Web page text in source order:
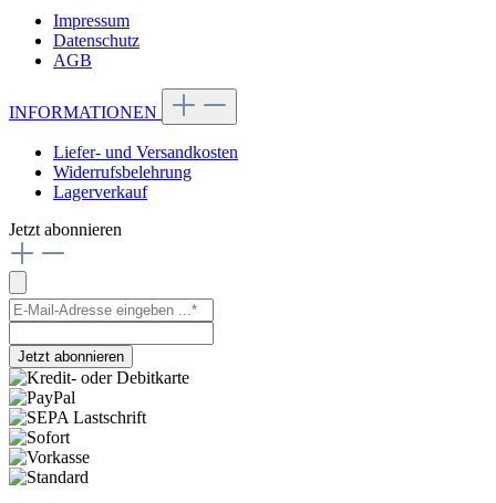
Impressum
Datenschutz
AGB
INFORMATIONEN
Liefer- und Versandkosten
Widerrufsbelehrung
Lagerverkauf
Jetzt abonnieren
Jetzt abonnieren